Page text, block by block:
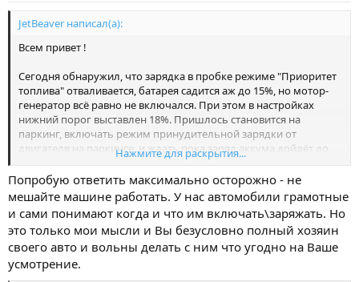
JetBeaver написал(а):
Всем привет !
Сегодня обнаружил, что зарядка в пробке режиме "Приоритет
топлива" отваливается, батарея садится аж до 15%, но мотор-
генератор всё равно не включался. При этом в настройках
нижний порог выставлен 18%. Пришлось становится на
паркинг, включать режим принудительной зарядки от
двигателя на паркинге, и ждать пока заряд аккума дойдёт до
20ти. В мануале написано, что в режиме "приоритет топлива"
батарея должна заряжаться до 70%... эта ситуация - повод ехать
на сервис, или я что-то делаю не так ?..
Нажмите для раскрытия...
Попробую ответить максимально осторожно - не
мешайте машине работать. У нас автомобили грамотные
и сами понимают когда и что им включать\заряжать. Но
это только мои мысли и Вы безусловно полный хозяин
своего авто и вольны делать с ним что угодно на Ваше
усмотрение.